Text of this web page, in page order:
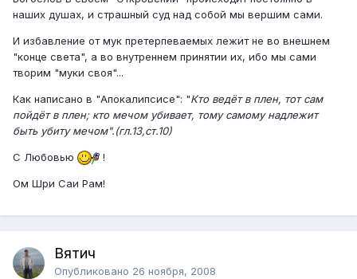
наших душах, и страшный суд над собой мы вершим сами.
И избавление от мук претерпеваемых лежит не во внешнем
"конце света", а во внутреннем принятии их, ибо мы сами
творим "муки своя"...
Как написано в "Апокалипсисе": "Кто ведёт в плен, тот сам
пойдёт в плен; кто мечом убивает, тому самому надлежит
быть убиту мечом".(гл.13,ст.10)
С Любовью !
Ом Шри Саи Рам!
Вятич
Опубликовано 26 ноября, 2008